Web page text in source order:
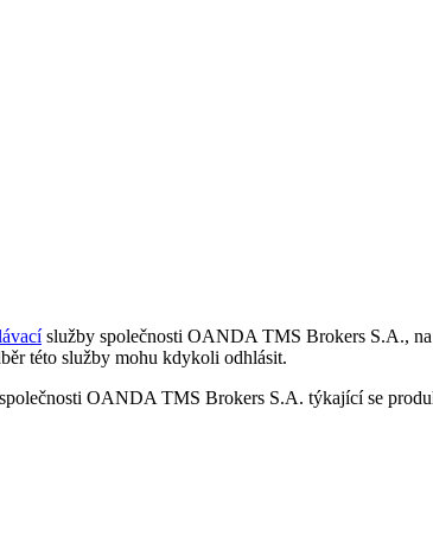
služby společnosti OANDA TMS Brokers S.A., na
této služby mohu kdykoli odhlásit.
OANDA TMS Brokers S.A. týkající se